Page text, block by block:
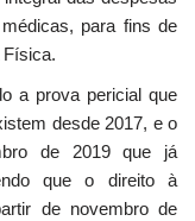
para fins de
a prova pericial que
desde 2017, e o
de 2019 que já
que o direito à
de novembro de